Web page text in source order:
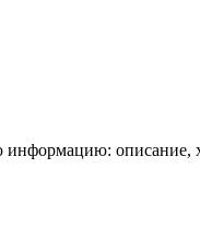
описание,